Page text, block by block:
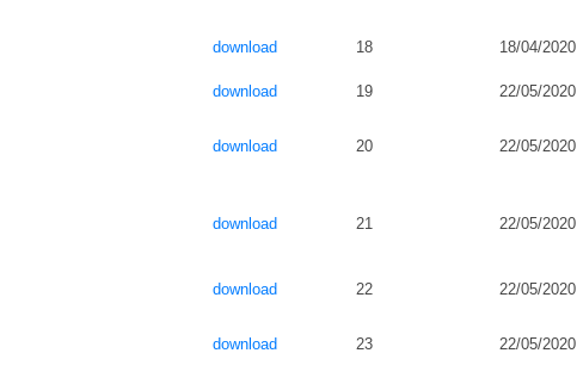
download 18 18/04/2020
download
19 22/05/2020
download 20 22/05/2020
download 21 22/05/2020
download 22 22/05/2020
download 23 22/05/2020